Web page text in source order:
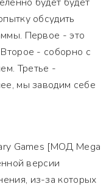
обсудить
Первое - это
- соборно с
Третье -
мы заводим себе
Games [МОД Mega
версии
из-за которых